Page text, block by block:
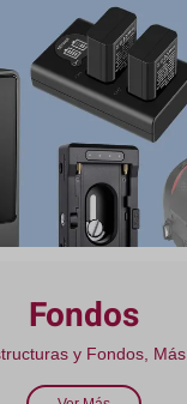
Fondos
y Fondos, Más